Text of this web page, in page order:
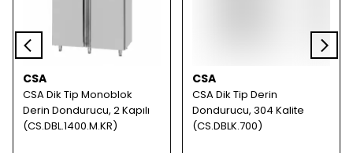
CSA
CSA Dik Tip Monoblok
Derin Dondurucu, 2 Kapılı
(CS.DBL.1400.M.KR)
CSA
CSA Dik Tip Derin
Dondurucu, 304 Kalite
(CS.DBLK.700)